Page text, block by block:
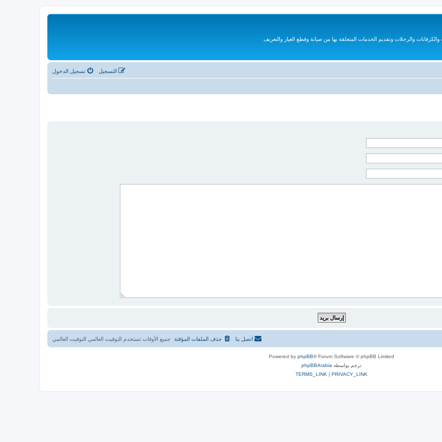
والرحلات وتقديم الخدمات المتعلقة بها من صيانة وقطع الغيار والتعريف
تسجيل الدخول التسجيل
جميع الأوقات تستخدم التوقيت العالمي التوقيت العالمي حذف الملفات المؤقتة اتصل بنا
Powered by phpBB® Forum Software © phpBB Limited
ترجم بواسطة phpBBArabia
PRIVACY_LINK
|
TERMS_LINK